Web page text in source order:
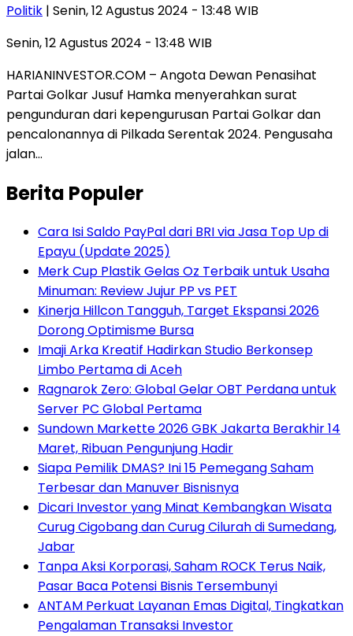
Politik | Senin, 12 Agustus 2024 - 13:48 WIB
Senin, 12 Agustus 2024 - 13:48 WIB
HARIANINVESTOR.COM – Angota Dewan Penasihat
Partai Golkar Jusuf Hamka menyerahkan surat
pengunduran dari kepengurusan Partai Golkar dan
pencalonannya di Pilkada Serentak 2024. Pengusaha
jalan…
Berita Populer
Cara Isi Saldo PayPal dari BRI via Jasa Top Up di
Epayu (Update 2025)
Merk Cup Plastik Gelas Oz Terbaik untuk Usaha
Minuman: Review Jujur PP vs PET
Kinerja Hillcon Tangguh, Target Ekspansi 2026
Dorong Optimisme Bursa
Imaji Arka Kreatif Hadirkan Studio Berkonsep
Limbo Pertama di Aceh
Ragnarok Zero: Global Gelar OBT Perdana untuk
Server PC Global Pertama
Sundown Markette 2026 GBK Jakarta Berakhir 14
Maret, Ribuan Pengunjung Hadir
Siapa Pemilik DMAS? Ini 15 Pemegang Saham
Terbesar dan Manuver Bisnisnya
Dicari Investor yang Minat Kembangkan Wisata
Curug Cigobang dan Curug Cilurah di Sumedang,
Jabar
Tanpa Aksi Korporasi, Saham ROCK Terus Naik,
Pasar Baca Potensi Bisnis Tersembunyi
ANTAM Perkuat Layanan Emas Digital, Tingkatkan
Pengalaman Transaksi Investor